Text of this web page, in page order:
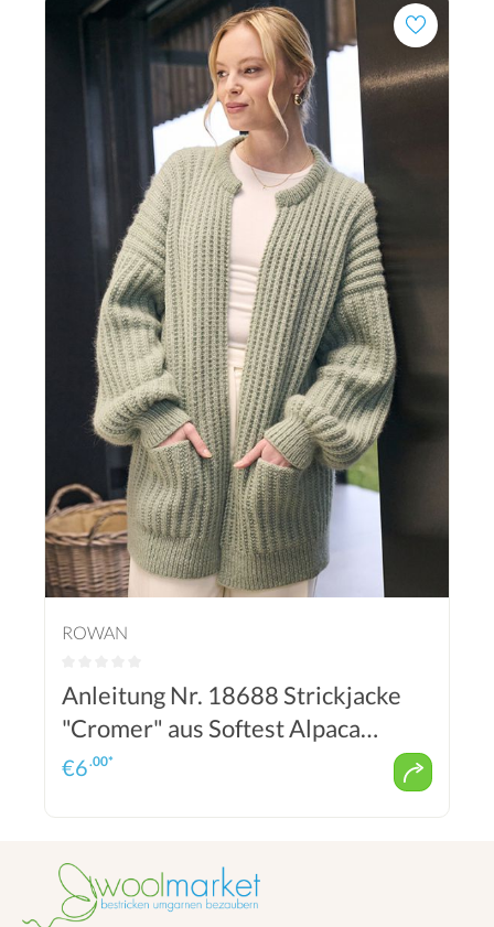
ROWAN
Anleitung Nr. 18688 Strickjacke
"Cromer" aus Softest Alpaca
(Rowan)
€6.00*